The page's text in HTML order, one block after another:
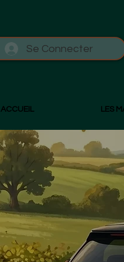
Se Connecter
ACCUEIL LES